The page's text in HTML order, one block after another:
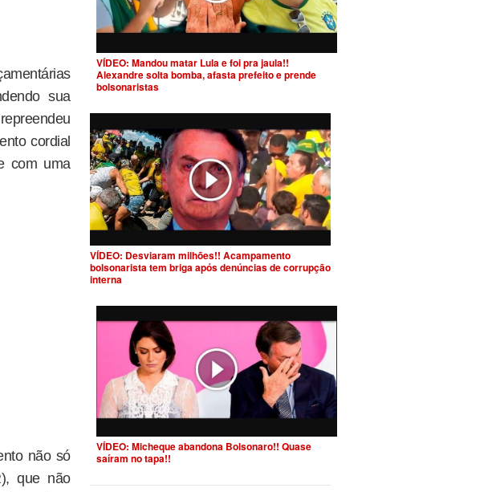
sua
cordial
com uma
não só
que não
VÍDEO: Mandou matar Lula e foi pra jaula!!
Alexandre solta bomba, afasta prefeito e prende
bolsonaristas
VÍDEO: Desviaram milhões!! Acampamento
bolsonarista tem briga após denúncias de corrupção
interna
VÍDEO: Micheque abandona Bolsonaro!! Quase
saíram no tapa!!